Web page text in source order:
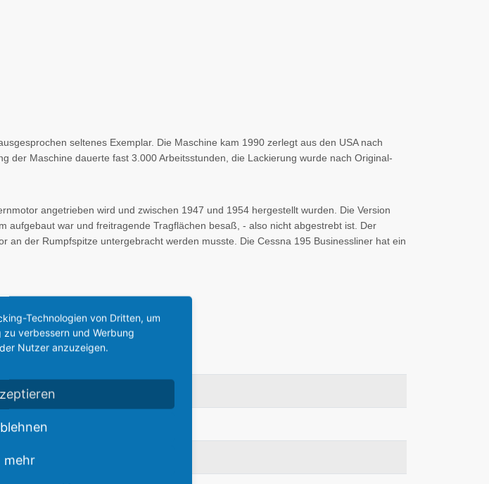
seltenes Exemplar. Die Maschine kam 1990 zerlegt aus den USA nach
der Maschine dauerte fast 3.000 Arbeitsstunden, die Lackierung wurde nach Original-
angetrieben wird und zwischen 1947 und 1954 hergestellt wurden. Die Version
aufgebaut war und freitragende Tragflächen besaß, - also nicht abgestrebt ist. Der
der Rumpfspitze untergebracht werden musste. Die Cessna 195 Businessliner hat ein
Cessna
USA
1947
Technologien von Dritten, um
verbessern und Werbung
Nutzer anzuzeigen.
mehr